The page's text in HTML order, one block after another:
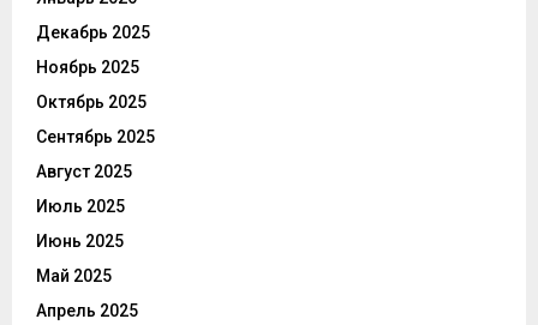
Декабрь 2025
Ноябрь 2025
Октябрь 2025
Сентябрь 2025
Август 2025
Июль 2025
Июнь 2025
Май 2025
Апрель 2025